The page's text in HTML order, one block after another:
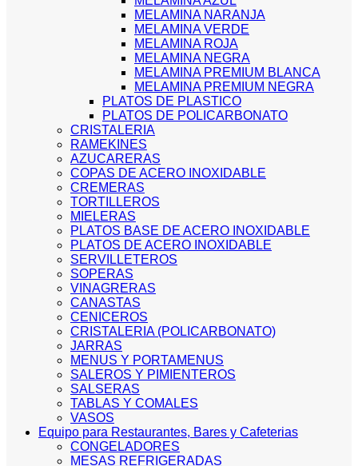
MELAMINA NARANJA
MELAMINA VERDE
MELAMINA ROJA
MELAMINA NEGRA
MELAMINA PREMIUM BLANCA
MELAMINA PREMIUM NEGRA
PLATOS DE PLASTICO
PLATOS DE POLICARBONATO
CRISTALERIA
RAMEKINES
AZUCARERAS
COPAS DE ACERO INOXIDABLE
CREMERAS
TORTILLEROS
MIELERAS
PLATOS BASE DE ACERO INOXIDABLE
PLATOS DE ACERO INOXIDABLE
SERVILLETEROS
SOPERAS
VINAGRERAS
CANASTAS
CENICEROS
CRISTALERIA (POLICARBONATO)
JARRAS
MENUS Y PORTAMENUS
SALEROS Y PIMIENTEROS
SALSERAS
TABLAS Y COMALES
VASOS
Equipo para Restaurantes, Bares y Cafeterias
CONGELADORES
MESAS REFRIGERADAS